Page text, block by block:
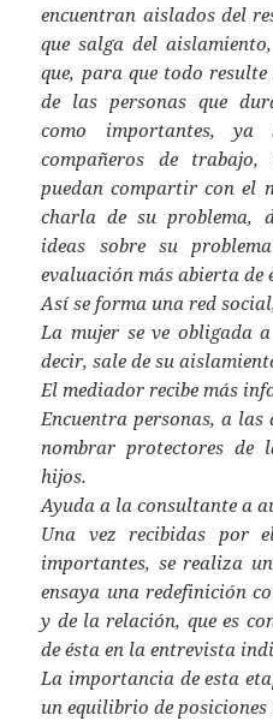
encuentran aislados del
que salga del
que, para que todo
de las personas que
como importantes, ya
compañeros de
puedan compartir con el
charla de su problema,
ideas sobre su
evaluación más abierta de
Así se forma una red
La mujer se ve obligada
decir, sale de su
El mediador recibe más
Encuentra personas, a las
nombrar protectores de
hijos.
Ayuda a la consultante a
Una vez recibidas por
importantes, se realiza
ensaya una redefinición
y de la relación, que es
de ésta en la entrevista
La importancia de esta
un equilibrio de